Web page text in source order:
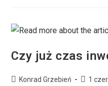
Czy już czas
Konrad Grzebień
1